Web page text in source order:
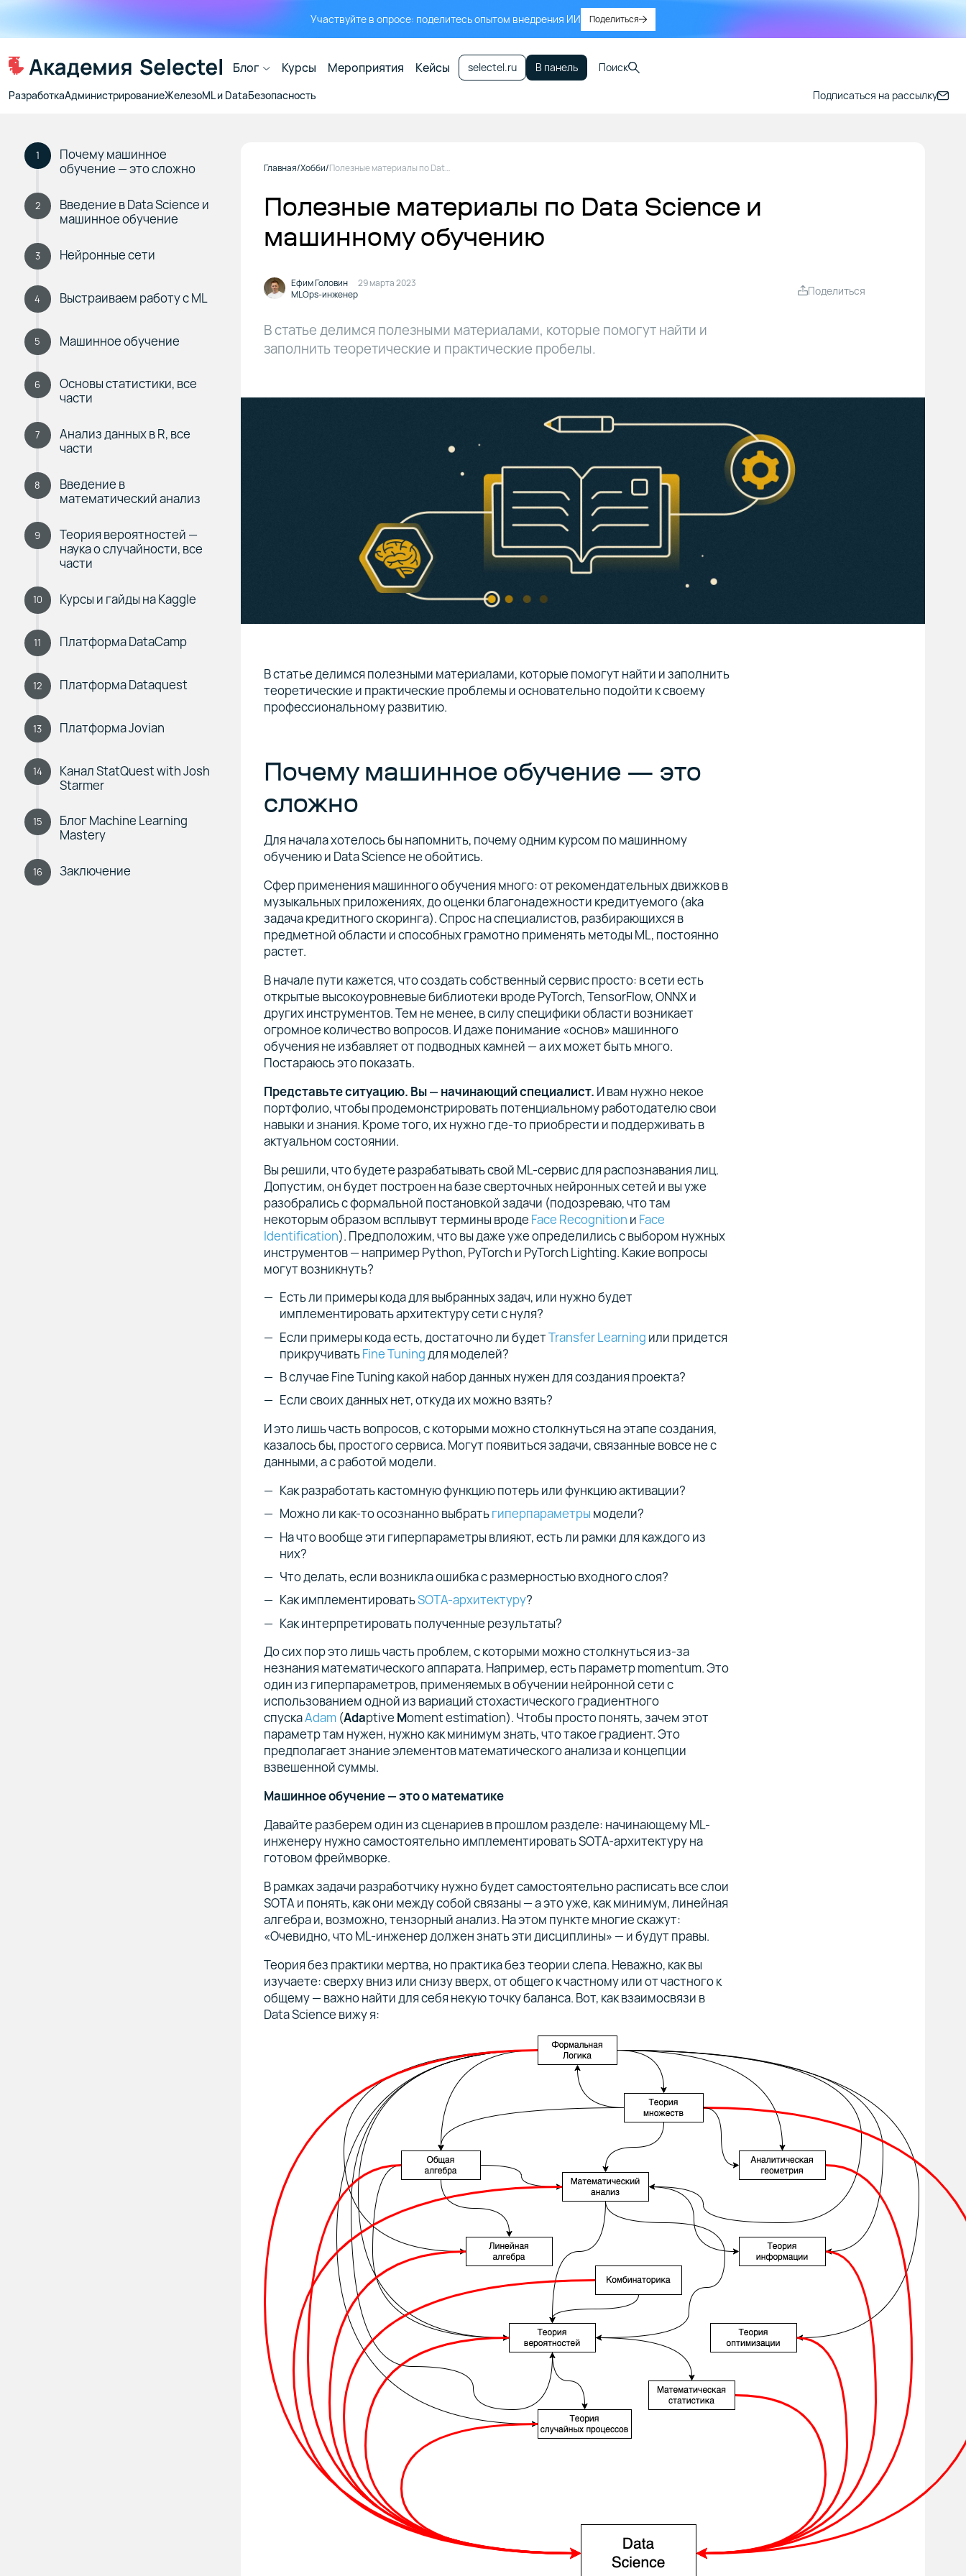
Участвуйте в опросе: поделитесь опытом внедрения ИИ Поделиться
Блог Курсы Мероприятия Кейсы selectel.ru В панель Поиск
РазработкаАдминистрированиеЖелезоML и DataБезопасность Подписаться на рассылку
1
Почему машинное
обучение — это сложно
2
Введение в Data Science и
машинное обучение
3 Нейронные сети
4 Выстраиваем работу с ML
5 Машинное обучение
6
Основы статистики, все
части
7
Анализ данных в R, все
части
8
Введение в
математический анализ
9
Теория вероятностей —
наука о случайности, все
части
10 Курсы и гайды на Kaggle
11 Платформа DataCamp
12 Платформа Dataquest
13 Платформа Jovian
14
Канал StatQuest with Josh
Starmer
15
Блог Machine Learning
Mastery
16 Заключение
Главная Хобби Полезные материалы по Data Science и машинному обучению
Полезные материалы по Data Science и
машинному обучению
Ефим Головин
MLOps-инженер
29 марта 2023
Поделиться
В статье делимся полезными материалами, которые помогут найти и
заполнить теоретические и практические пробелы.
В статье делимся полезными материалами, которые помогут найти и заполнить
теоретические и практические проблемы и основательно подойти к своему
профессиональному развитию.
Почему машинное обучение — это
сложно
Для начала хотелось бы напомнить, почему одним курсом по машинному
обучению и Data Science не обойтись.
Сфер применения машинного обучения много: от рекомендательных движков в
музыкальных приложениях, до оценки благонадежности кредитуемого (aka
задача кредитного скоринга). Спрос на специалистов, разбирающихся в
предметной области и способных грамотно применять методы ML, постоянно
растет.
В начале пути кажется, что создать собственный сервис просто: в сети есть
открытые высокоуровневые библиотеки вроде PyTorch, TensorFlow, ONNX и
других инструментов. Тем не менее, в силу специфики области возникает
огромное количество вопросов. И даже понимание «основ» машинного
обучения не избавляет от подводных камней — а их может быть много.
Постараюсь это показать.
Представьте ситуацию. Вы — начинающий специалист. И вам нужно некое
портфолио, чтобы продемонстрировать потенциальному работодателю свои
навыки и знания. Кроме того, их нужно где-то приобрести и поддерживать в
актуальном состоянии.
Вы решили, что будете разрабатывать свой ML-сервис для распознавания лиц.
Допустим, он будет построен на базе сверточных нейронных сетей и вы уже
разобрались с формальной постановкой задачи (подозреваю, что там
некоторым образом всплывут термины вроде Face Recognition и Face
Identification). Предположим, что вы даже уже определились с выбором нужных
инструментов — например Python, PyTorch и PyTorch Lighting. Какие вопросы
могут возникнуть?
Есть ли примеры кода для выбранных задач, или нужно будет
имплементировать архитектуру сети с нуля?
Если примеры кода есть, достаточно ли будетTransfer Learning или придется
прикручиватьFine Tuningдля моделей?
В случае Fine Tuning какой набор данных нужен для создания проекта?
Если своих данных нет, откуда их можно взять?
И это лишь часть вопросов, с которыми можно столкнуться на этапе создания,
казалось бы, простого сервиса. Могут появиться задачи, связанные вовсе не с
данными, а с работой модели.
Как разработать кастомную функцию потерь или функцию активации?
Можно ли как-то осознанно выбратьгиперпараметры модели?
На что вообще эти гиперпараметры влияют, есть ли рамки для каждого из
них?
Что делать, если возникла ошибка с размерностью входного слоя?
Как имплементироватьSOTA-архитектуру?
Как интерпретировать полученные результаты?
До сих пор это лишь часть проблем, с которыми можно столкнуться из-за
незнания математического аппарата. Например, есть параметр momentum. Это
один из гиперпараметров, применяемых в обучении нейронной сети с
использованием одной из вариаций стохастического градиентного
спускаAdam (Adaptive Moment estimation). Чтобы просто понять, зачем этот
параметр там нужен, нужно как минимум знать, что такое градиент. Это
предполагает знание элементов математического анализа и концепции
взвешенной суммы.
Машинное обучение — это о математике
Давайте разберем один из сценариев в прошлом разделе: начинающему ML-
инженеру нужно самостоятельно имплементировать SOTA-архитектуру на
готовом фреймворке.
В рамках задачи разработчику нужно будет самостоятельно расписать все слои
SOTA и понять, как они между собой связаны — а это уже, как минимум, линейная
алгебра и, возможно, тензорный анализ. На этом пункте многие скажут:
«Очевидно, что ML-инженер должен знать эти дисциплины» — и будут правы.
Теория без практики мертва, но практика без теории слепа. Неважно, как вы
изучаете: сверху вниз или снизу вверх, от общего к частному или от частного к
общему — важно найти для себя некую точку баланса. Вот, как взаимосвязи в
Data Science вижу я: